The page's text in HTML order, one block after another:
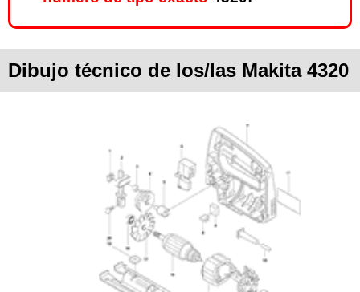
Dibujo técnico de los/las Makita 4320